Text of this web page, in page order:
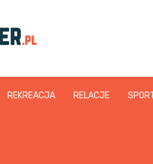
REKREACJA RELACJE